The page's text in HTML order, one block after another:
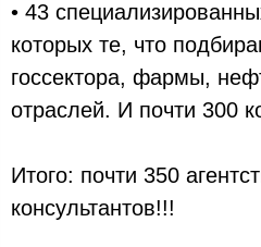
• 43
которых те, что
госсектора, фармы,
отраслей. И почти 300
Итого: почти 350
консультантов!!!